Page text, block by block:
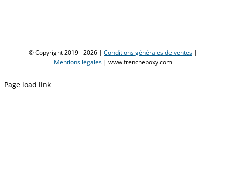
© Copyright 2019 -2026 | Conditions générales de ventes |
Mentions légales | www.frenchepoxy.com
Page load link